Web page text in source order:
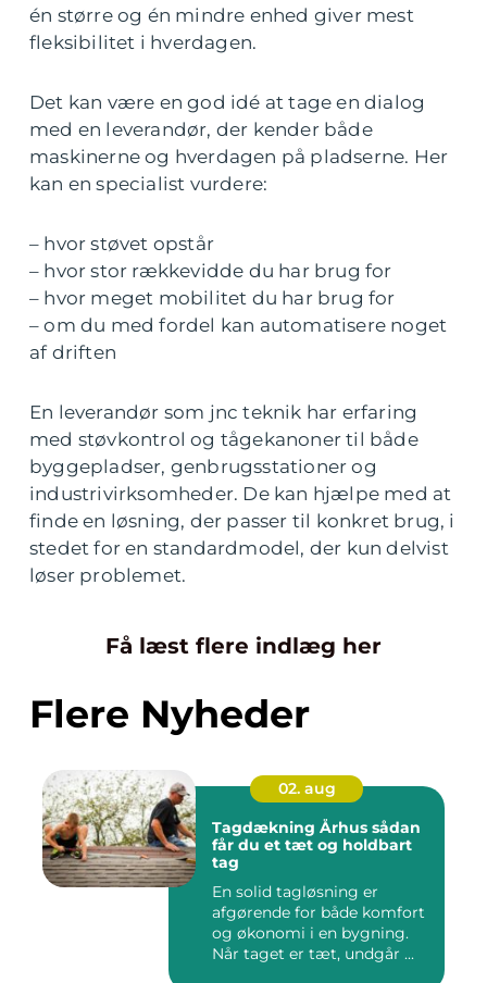
én større og én mindre enhed giver mest
fleksibilitet i hverdagen.
Det kan være en god idé at tage en dialog
med en leverandør, der kender både
maskinerne og hverdagen på pladserne. Her
kan en specialist vurdere:
– hvor støvet opstår
– hvor stor rækkevidde du har brug for
– hvor meget mobilitet du har brug for
– om du med fordel kan automatisere noget
af driften
En leverandør som jnc teknik har erfaring
med støvkontrol og tågekanoner til både
byggepladser, genbrugsstationer og
industrivirksomheder. De kan hjælpe med at
finde en løsning, der passer til konkret brug, i
stedet for en standardmodel, der kun delvist
løser problemet.
Få læst flere indlæg her
Flere Nyheder
02. aug
Tagdækning Århus sådan
får du et tæt og holdbart
tag
En solid tagløsning er
afgørende for både komfort
og økonomi i en bygning.
Når taget er tæt, undgår ...